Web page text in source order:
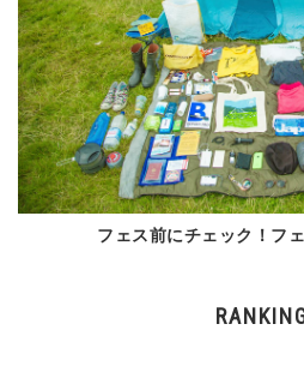
フェス前にチェック！フ